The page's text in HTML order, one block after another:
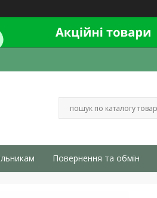
Повернення та обмін